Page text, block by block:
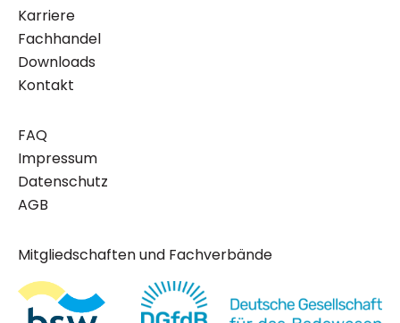
Karriere
Fachhandel
Downloads
Kontakt
FAQ
Impressum
Datenschutz
AGB
Mitgliedschaften und Fachverbände